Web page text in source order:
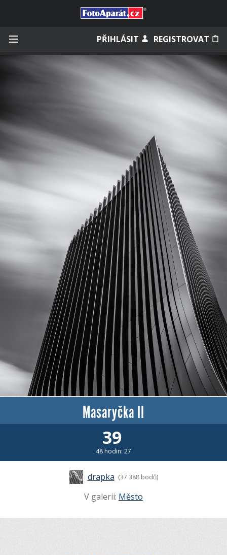
PŘIHLÁSIT REGISTROVAT
Měli jste účet na starém webu?
Masaryčka II
39
48 hodin: 27
drapka (37 388 bodů)
V galerii: Město